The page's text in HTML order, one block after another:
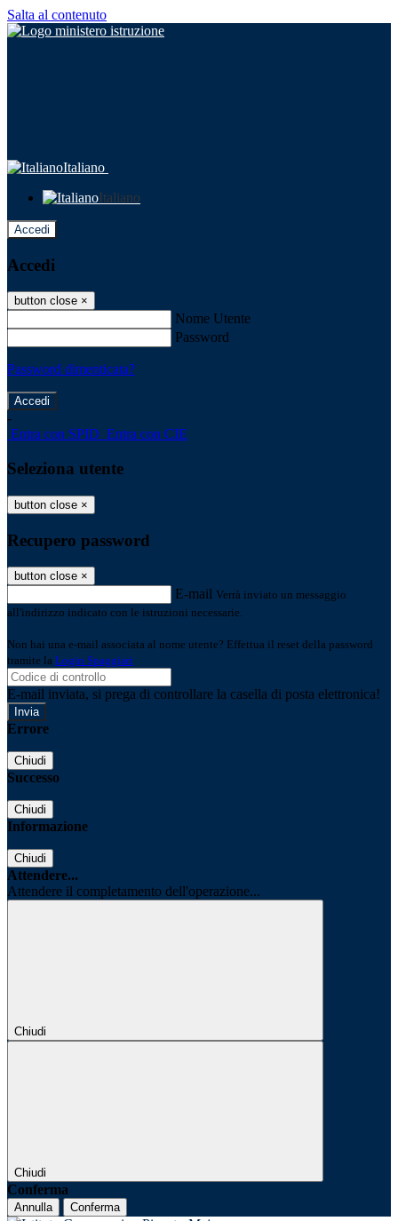
Salta al contenuto
Italiano
Italiano
Accedi
Accedi
button close ×
Nome Utente
Password
Password dimenticata?
-
Entra con SPID Entra con CIE
Seleziona utente
button close ×
Recupero password
button close ×
E-mail Verrà inviato un messaggio
all'indirizzo indicato con le istruzioni necessarie.
Non hai una e-mail associata al nome utente? Effettua il reset della password
tramite la Login Spaggiari
E-mail inviata, si prega di controllare la casella di posta elettronica!
Errore
Chiudi
Successo
Chiudi
Informazione
Chiudi
Attendere...
Attendere il completamento dell'operazione...
Chiudi
Chiudi
Conferma
Annulla Conferma